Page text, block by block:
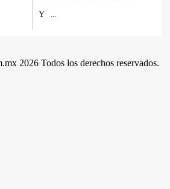
Y
2026 Todos los derechos reservados.